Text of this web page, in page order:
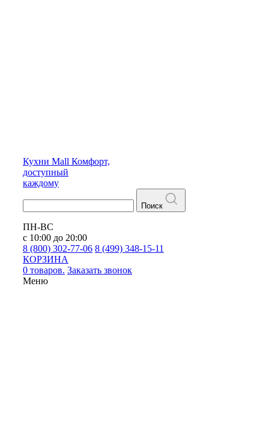
Кухни Mall Комфорт,
доступный
каждому
Поиск
ПН-ВС
с 10:00 до 20:00
8 (800) 302-77-06 8 (499) 348-15-11
КОРЗИНА
0 товаров. Заказать звонок
Меню